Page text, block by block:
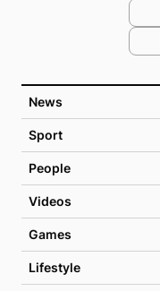
News
Sport
People
Videos
Games
Lifestyle